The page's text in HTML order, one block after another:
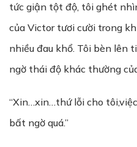
tức giận tột độ, tôi ghét
của Victor tươi cười trong
nhiều đau khổ. Tôi bèn lên
ngờ thái độ khác thường
“Xin…xin…thứ lỗi cho
bất ngờ quá.”